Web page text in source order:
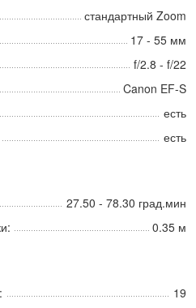
стандартный Zoom
17 - 55 мм
f/2.8 - f/22
Canon EF-S
есть
есть
27.50 - 78.30 град.мин
0.35 м
19